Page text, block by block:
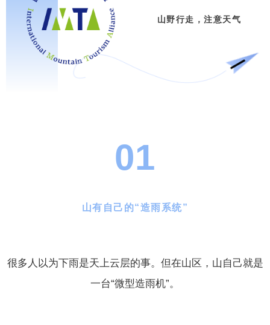
山野行走，注意天气
01
山有自己的“造雨系统”
很多人以为下雨是天上云层的事。但在山区，山自己就是
一台“微型造雨机”。